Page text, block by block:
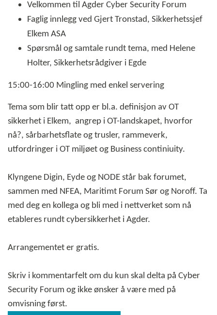
Velkommen til Agder Cyber Security Forum
Faglig innlegg ved Gjert Tronstad, Sikkerhetssjef
Elkem ASA
Spørsmål og samtale rundt tema, med Helene
Holter, Sikkerhetsrådgiver i Egde
15:00-16:00 Mingling med enkel servering
Tema som blir tatt opp er bl.a. definisjon av OT
sikkerhet i Elkem, angrep i OT-landskapet, hvorfor
nå?, sårbarhetsflate og trusler, rammeverk,
utfordringer i OT miljøet og Business continiuity.
Klyngene Digin, Eyde og NODE står bak forumet,
sammen med NFEA, Maritimt Forum Sør og Noroff. Ta
med deg en kollega og bli med i nettverket som nå
etableres rundt cybersikkerhet i Agder.
Arrangementet er gratis.
Skriv i kommentarfelt om du kun skal delta på Cyber
Security Forum og ikke ønsker å være med på
omvisning først.